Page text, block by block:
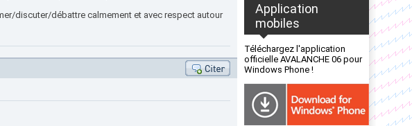
discuter/débattre calmement et avec respect autour
Application
mobiles
Téléchargez l'application
officielle AVALANCHE 06 pour
Windows Phone !